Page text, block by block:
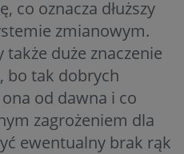
co oznacza dłuższy
zmianowym.
także duże znaczenie
bo tak dobrych
od dawna i co
zagrożeniem dla
ewentualny brak rąk